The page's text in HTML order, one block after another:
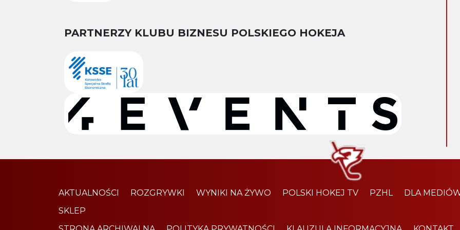
PARTNERZY KLUBU BIZNESU POLSKIEGO HOKEJA
AKTUALNOŚCI ROZGRYWKI WYNIKI NA ŻYWO POLSKI HOKEJ TV PZHL
DLA
SKLEP